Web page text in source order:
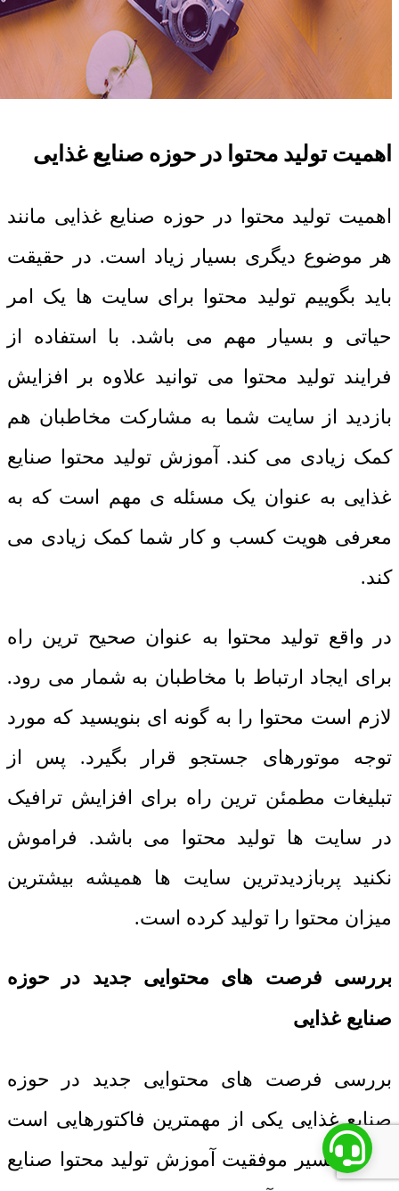
اهمیت تولید محتوا در حوزه صنایع غذایی
اهمیت تولید محتوا در حوزه صنایع غذایی مانند
هر موضوع دیگری بسیار زیاد است. در حقیقت
باید بگوییم تولید محتوا برای سایت ها یک امر
حیاتی و بسیار مهم می باشد. با استفاده از
فرایند تولید محتوا می توانید علاوه بر افزایش
بازدید از سایت شما به مشارکت مخاطبان هم
کمک زیادی می کند. آموزش تولید محتوا صنایع
غذایی به عنوان یک مسئله ی مهم است که به
معرفی هویت کسب و کار شما کمک زیادی می
کند.
در واقع تولید محتوا به عنوان صحیح ترین راه
برای ایجاد ارتباط با مخاطبان به شمار می رود.
لازم است محتوا را به گونه ای بنویسید که مورد
توجه موتورهای جستجو قرار بگیرد. پس از
تبلیغات مطمئن ترین راه برای افزایش ترافیک
در سایت ها تولید محتوا می باشد. فراموش
نکنید پربازدیدترین سایت ها همیشه بیشترین
میزان محتوا را تولید کرده است.
بررسی فرصت های محتوایی جدید در حوزه
صنایع غذایی
بررسی فرصت های محتوایی جدید در حوزه
صنایع غذایی یکی از مهمترین فاکتورهایی است
که در مسیر موفقیت آموزش تولید محتوا صنایع